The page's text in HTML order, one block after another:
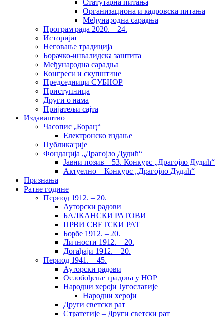
Статутарна питања
Организациона и кадровска питања
Међународна сарадња
Програм рада 2020. – 24.
Историјат
Неговање традиција
Борачко-инвалидска заштита
Међународна сарадња
Конгреси и скупштине
Председници СУБНОР
Приступница
Други о нама
Пријатељи сајта
Издаваштво
Часопис „Борац“
Електронско издање
Публикације
Фондација „Драгојло Дудић“
Јавни позив – 53. Конкурс „Драгојло Дудић“
Актуелно – Конкурс „Драгојло Дудић“
Признања
Ратне године
Период 1912. – 20.
Ауторски радови
БАЛКАНСКИ РАТОВИ
ПРВИ СВЕТСКИ РАТ
Борбе 1912. – 20.
Личности 1912. – 20.
Догађаји 1912. – 20.
Период 1941. – 45.
Ауторски радови
Ослобођење градова у НОР
Народни хероји Југославије
Народни хероји
Други светски рат
Стратегије – Други светски рат